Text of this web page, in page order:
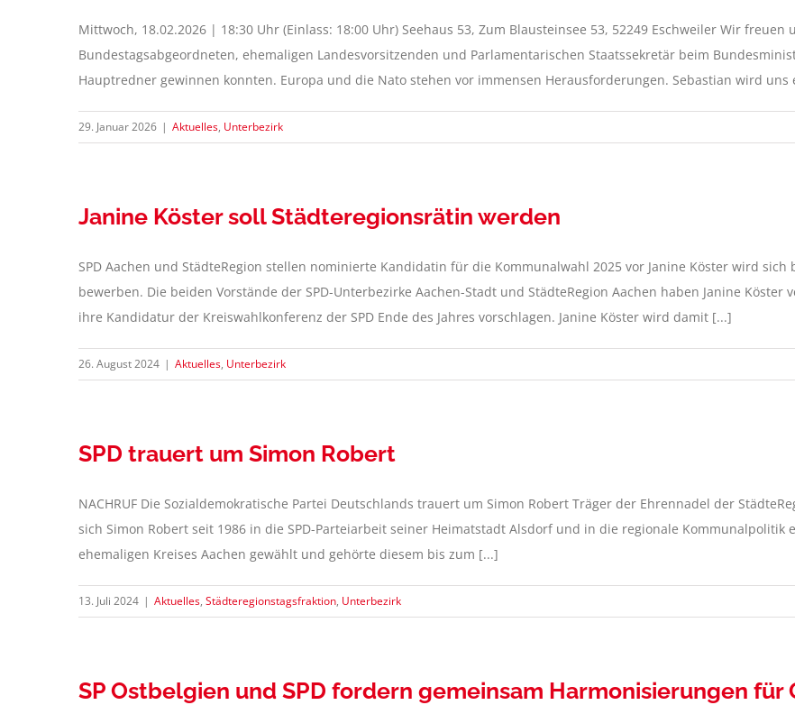
Mittwoch, 18.02.2026 | 18:30 Uhr (Einlass: 18:00 Uhr) Seehaus 53, Zum Blausteinsee 53, 52249 Eschweiler Wir freuen
Bundestagsabgeordneten, ehemaligen Landesvorsitzenden und Parlamentarischen Staatssekretär beim
Hauptredner gewinnen konnten. Europa und die Nato stehen vor immensen Herausforderungen. Sebastian wird uns
29. Januar 2026 | Aktuelles, Unterbezirk
Janine Köster soll Städteregionsrätin werden
SPD Aachen und StädteRegion stellen nominierte Kandidatin für die Kommunalwahl 2025 vor Janine Köster wird
bewerben. Die beiden Vorstände der SPD-Unterbezirke Aachen-Stadt und StädteRegion Aachen haben Janine
ihre Kandidatur der Kreiswahlkonferenz der SPD Ende des Jahres vorschlagen. Janine Köster wird damit [...]
26. August 2024 | Aktuelles, Unterbezirk
SPD trauert um Simon Robert
NACHRUF Die Sozialdemokratische Partei Deutschlands trauert um Simon Robert Träger der Ehrennadel der
sich Simon Robert seit 1986 in die SPD-Parteiarbeit seiner Heimatstadt Alsdorf und in die regionale Kommunalpolitik
ehemaligen Kreises Aachen gewählt und gehörte diesem bis zum [...]
13. Juli 2024 | Aktuelles, Städteregionstagsfraktion, Unterbezirk
SP Ostbelgien und SPD fordern gemeinsam Harmonisierungen für